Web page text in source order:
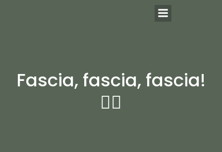
Fascia, fascia, fascia!
🤸‍♀️